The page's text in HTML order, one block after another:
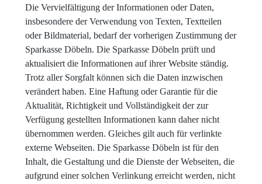
Die Vervielfältigung der Informationen oder Daten,
insbesondere der Verwendung von Texten, Textteilen
oder Bildmaterial, bedarf der vorherigen Zustimmung der
Sparkasse Döbeln. Die Sparkasse Döbeln prüft und
aktualisiert die Informationen auf ihrer Website ständig.
Trotz aller Sorgfalt können sich die Daten inzwischen
verändert haben. Eine Haftung oder Garantie für die
Aktualität, Richtigkeit und Vollständigkeit der zur
Verfügung gestellten Informationen kann daher nicht
übernommen werden. Gleiches gilt auch für verlinkte
externe Webseiten. Die Sparkasse Döbeln ist für den
Inhalt, die Gestaltung und die Dienste der Webseiten, die
aufgrund einer solchen Verlinkung erreicht werden, nicht